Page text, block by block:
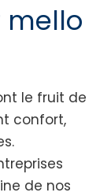
mello
le fruit de
confort,
de nos